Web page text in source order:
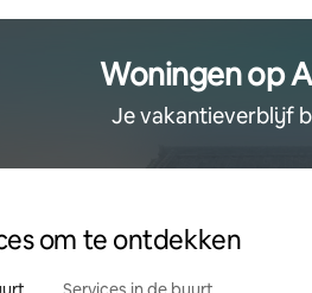
Woningen op
Je vakantieverblijf
om te ontdekken